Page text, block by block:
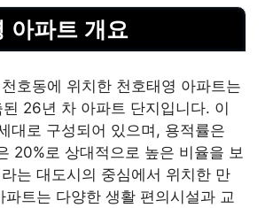
아파트 개요
호동에 위치한 천호태영 아파트는
26년 차 아파트 단지입니다. 이
대로 구성되어 있으며, 용적률은
20%로 상대적으로 높은 비율을 보
는 대도시의 중심에서 위치한 만
파트는 다양한 생활 편의시설과 교